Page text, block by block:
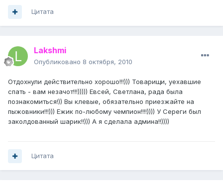
Цитата
Lakshmi
Опубликовано 8 октября, 2010
Отдохнули действительно хорошо!!!))) Товарищи, уехавшие
спать - вам незачот!!!))))) Евсей, Светлана, рада была
познакомиться!)) Вы клевые, обязательно приезжайте на
пыжовники!!!))) Ежик по-любому чемпион!!!!)))) У Сереги был
заколдованный шарик!!))) А я сделала админа!!))))
Цитата